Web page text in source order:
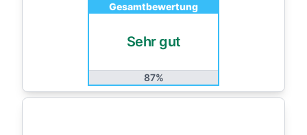
Gesamtbewertung
Sehr gut
87%